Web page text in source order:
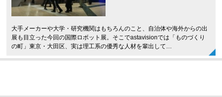
大手メーカーや大学・研究機関はもちろんのこと、自治体や海外からの出
展も目立った今回の国際ロボット展。そこでastavisionでは「ものづくり
の町」東京・大田区、実は理工系の優秀な人材を輩出して…